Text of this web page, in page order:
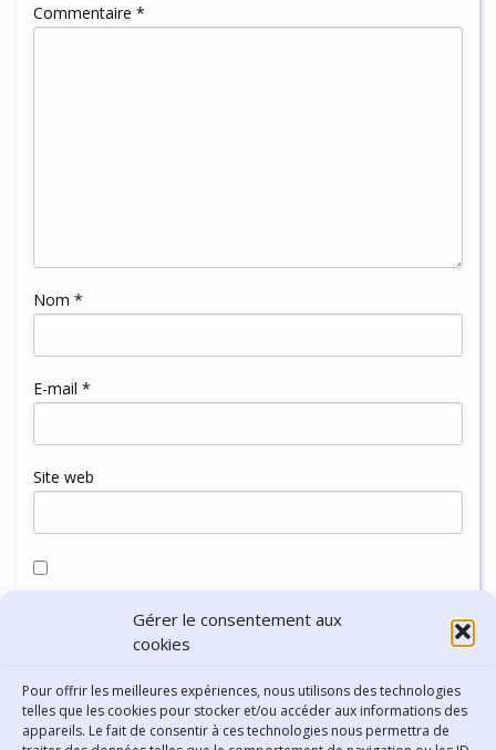
Gérer le consentement aux
cookies
Pour offrir les meilleures expériences, nous utilisons des technologies
telles que les cookies pour stocker et/ou accéder aux informations des
appareils. Le fait de consentir à ces technologies nous permettra de
Commentaire *
Nom *
E-mail *
Site web
navigateur pour mon prochain commentaire.